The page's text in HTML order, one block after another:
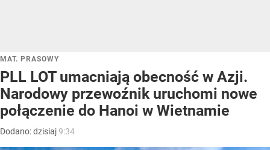
MAT. PRASOWY
PLL LOT umacniają obecność w Azji.
Narodowy przewoźnik uruchomi nowe
połączenie do Hanoi w Wietnamie
Dodano:dzisiaj9:34